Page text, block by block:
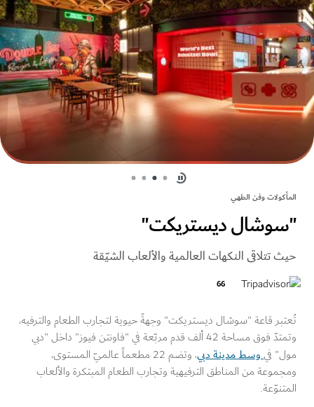
وفن الطهي
ديستريكت"
تتلاقى النكهات العالمية والألعاب الشيّقة
66
قاعة "سوشال ديستريكت" وجهةً حيوية لتجارب الطعام والترفيه،
وتمتدّ فوق مساحة 42 ألف قدم مربّعة في "فاونتن فيوز" داخل "دبي
فيوسط مدينة دبي
، وتضم 22 مطعماً عالميّ المستوى،
من المناطق الترفيهية وتجارب الطعام المبتكرة والألعاب